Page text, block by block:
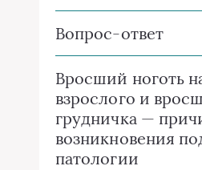
Вопрос-ответ
Вросший ноготь
взрослого и
грудничка —
возникновения
патологии